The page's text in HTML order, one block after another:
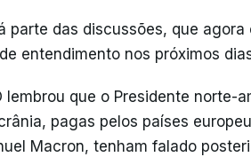
parte das discussões, que
entendimento nos próximos
lembrou que o Presidente norte-
pagas pelos países
Macron, tenham falado